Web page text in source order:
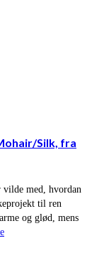
Silk, fra
med, hvordan
til ren
og glød, mens